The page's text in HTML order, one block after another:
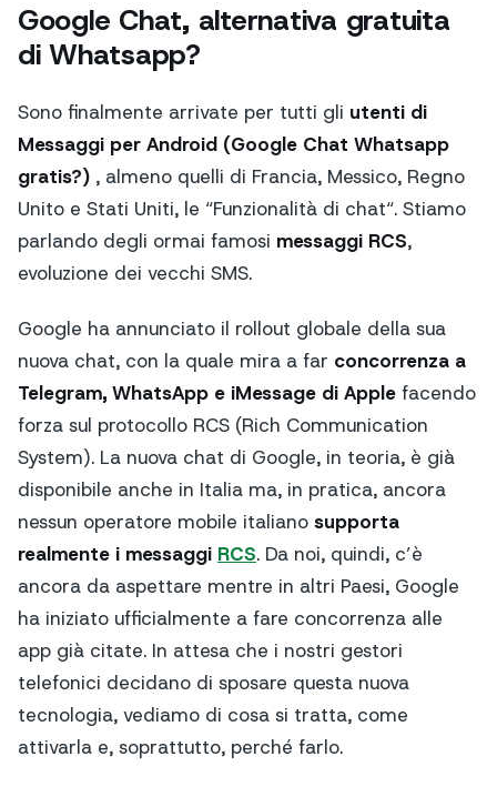
Google Chat, alternativa gratuita
di Whatsapp?
Sono finalmente arrivate per tutti gli utenti di
Messaggi per Android (Google Chat Whatsapp
gratis?) , almeno quelli di Francia, Messico, Regno
Unito e Stati Uniti, le “Funzionalità di chat“. Stiamo
parlando degli ormai famosi messaggi RCS,
evoluzione dei vecchi SMS.
Google ha annunciato il rollout globale della sua
nuova chat, con la quale mira a far concorrenza a
Telegram, WhatsApp e iMessage di Apple facendo
forza sul protocollo RCS (Rich Communication
System). La nuova chat di Google, in teoria, è già
disponibile anche in Italia ma, in pratica, ancora
nessun operatore mobile italiano supporta
realmente i messaggi RCS. Da noi, quindi, c’è
ancora da aspettare mentre in altri Paesi, Google
ha iniziato ufficialmente a fare concorrenza alle
app già citate. In attesa che i nostri gestori
telefonici decidano di sposare questa nuova
tecnologia, vediamo di cosa si tratta, come
attivarla e, soprattutto, perché farlo.